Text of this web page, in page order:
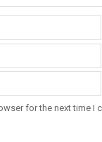
for the next time I